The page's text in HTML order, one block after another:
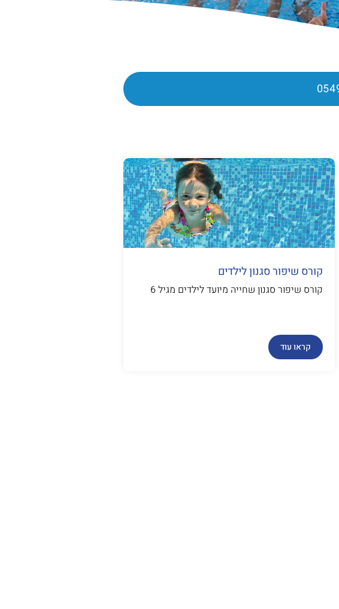
קורס שיפור סגנון לילדים
קורס שיפור סגנון שחייה מיועד לילדים מגיל 6
קראו עוד